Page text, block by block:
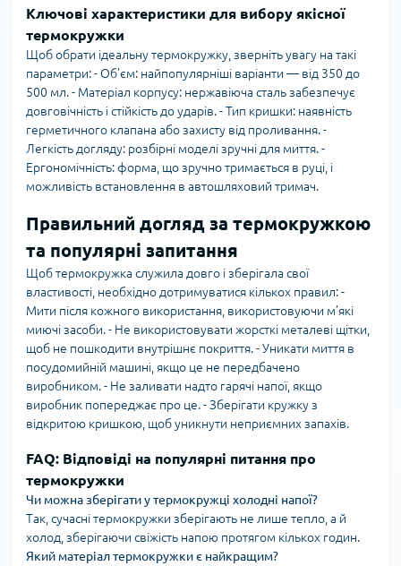
Ключові характеристики для вибору якісної
термокружки
Щоб обрати ідеальну термокружку, зверніть увагу на такі
параметри: - Об’єм: найпопулярніші варіанти — від 350 до
500 мл. - Матеріал корпусу: нержавіюча сталь забезпечує
довговічність і стійкість до ударів. - Тип кришки: наявність
герметичного клапана або захисту від проливання. -
Легкість догляду: розбірні моделі зручні для миття. -
Ергономічність: форма, що зручно тримається в руці, і
можливість встановлення в автошляховий тримач.
Правильний догляд за термокружкою
та популярні запитання
Щоб термокружка служила довго і зберігала свої
властивості, необхідно дотримуватися кількох правил: -
Мити після кожного використання, використовуючи м’які
миючі засоби. - Не використовувати жорсткі металеві щітки,
щоб не пошкодити внутрішнє покриття. - Уникати миття в
посудомийній машині, якщо це не передбачено
виробником. - Не заливати надто гарячі напої, якщо
виробник попереджає про це. - Зберігати кружку з
відкритою кришкою, щоб уникнути неприємних запахів.
FAQ: Відповіді на популярні питання про
термокружки
Чи можна зберігати у термокружці холодні напої?
Так, сучасні термокружки зберігають не лише тепло, а й
холод, зберігаючи свіжість напою протягом кількох годин.
Який матеріал термокружки є найкращим?